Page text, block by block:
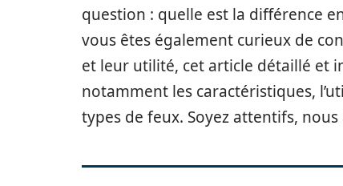
question : quelle est la différence
vous êtes également curieux de
et leur utilité, cet article détaillé et
notamment les caractéristiques,
types de feux. Soyez attentifs,